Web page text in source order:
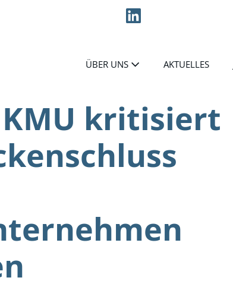
ÜBER UNS AKTUELLES
kritisiert